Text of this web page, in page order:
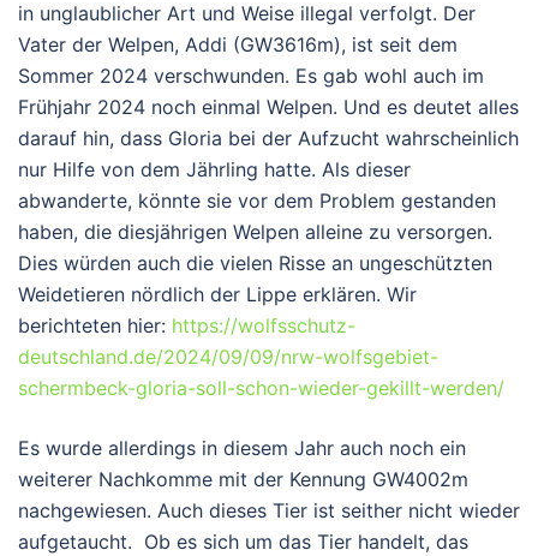
in unglaublicher Art und Weise illegal verfolgt. Der
Vater der Welpen, Addi (GW3616m), ist seit dem
Sommer 2024 verschwunden. Es gab wohl auch im
Frühjahr 2024 noch einmal Welpen. Und es deutet alles
darauf hin, dass Gloria bei der Aufzucht wahrscheinlich
nur Hilfe von dem Jährling hatte. Als dieser
abwanderte, könnte sie vor dem Problem gestanden
haben, die diesjährigen Welpen alleine zu versorgen.
Dies würden auch die vielen Risse an ungeschützten
Weidetieren nördlich der Lippe erklären. Wir
berichteten hier: https://wolfsschutz-
deutschland.de/2024/09/09/nrw-wolfsgebiet-
schermbeck-gloria-soll-schon-wieder-gekillt-werden/
Es wurde allerdings in diesem Jahr auch noch ein
weiterer Nachkomme mit der Kennung GW4002m
nachgewiesen. Auch dieses Tier ist seither nicht wieder
aufgetaucht. Ob es sich um das Tier handelt, das